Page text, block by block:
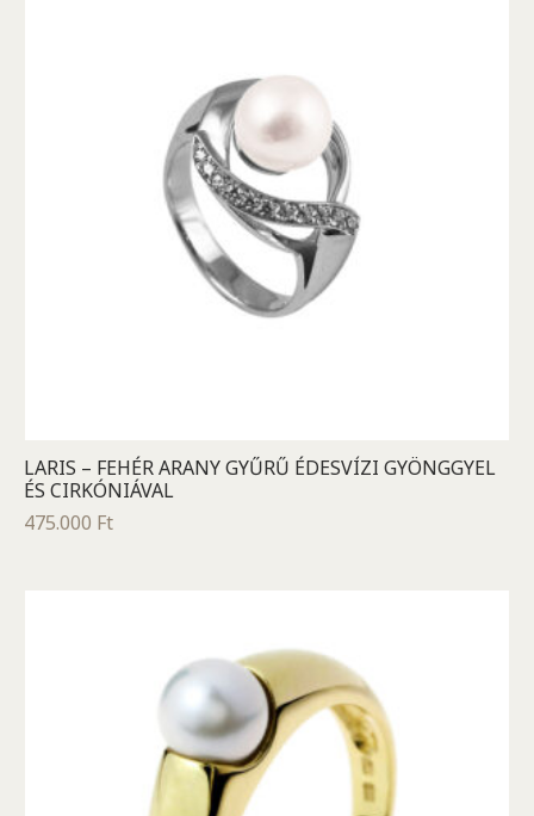
LARIS – FEHÉR ARANY GYŰRŰ ÉDESVÍZI GYÖNGGYEL
ÉS CIRKÓNIÁVAL
475.000 Ft